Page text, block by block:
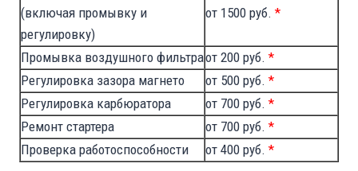
(включая промывку и
регулировку)
от 1500 руб. *
Промывка воздушного фильтраот 200 руб. *
Регулировка зазора магнето
от 500 руб. *
Регулировка карбюратора
от 700 руб. *
Ремонт стартера
от 700 руб. *
Проверка работоспособности
от 400 руб. *